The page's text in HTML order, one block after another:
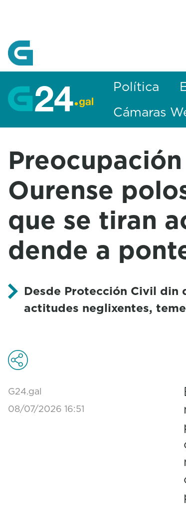
Política
Cámaras
Ourense
que se tiran
dende a
Desde Protección Civil din
actitudes neglixentes,
G24.gal
08/07/2026 16:51